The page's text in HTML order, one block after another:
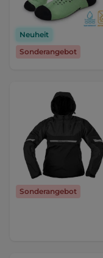
Neuheit
Sonderangebot
Sonderangebot